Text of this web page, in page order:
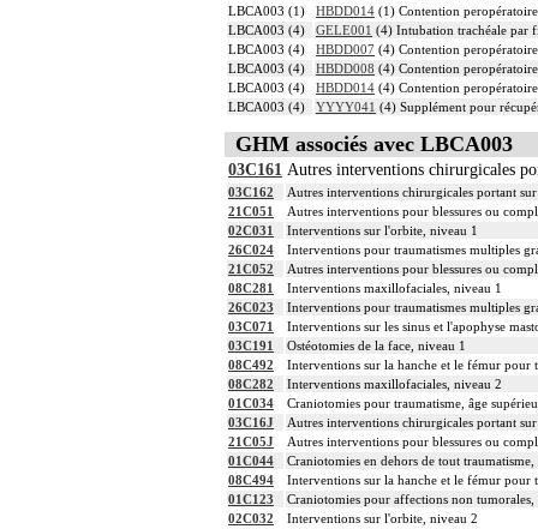
LBCA003 (1)
HBDD014 (1) Contention
LBCA003 (4)
GELE001 (4) Intubation trachéale par
LBCA003 (4)
HBDD007 (4) Contention
LBCA003 (4)
HBDD008 (4) Contention
LBCA003 (4)
HBDD014 (4) Contention
LBCA003 (4)
YYYY041 (4) Supplément pour
GHM associés avec LBCA003
03C161 Autres interventions chirurgicales
03C162
Autres interventions chirurgicales portant
21C051
Autres interventions pour blessures ou
02C031
Interventions sur l'orbite, niveau 1
26C024
Interventions pour traumatismes multiples
21C052
Autres interventions pour blessures ou
08C281
Interventions maxillofaciales, niveau 1
26C023
Interventions pour traumatismes multiples
03C071
Interventions sur les sinus et l'apophyse
03C191
Ostéotomies de la face, niveau 1
08C492
Interventions sur la hanche et le fémur pour
08C282
Interventions maxillofaciales, niveau 2
01C034
Craniotomies pour traumatisme, âge
03C16J
Autres interventions chirurgicales portant
21C05J
Autres interventions pour blessures ou
01C044
Craniotomies en dehors de tout
08C494
Interventions sur la hanche et le fémur pour
01C123
Craniotomies pour affections non
02C032
Interventions sur l'orbite, niveau 2